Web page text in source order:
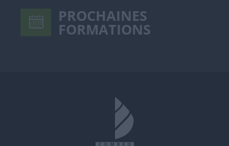
PROCHAINES
FORMATIONS